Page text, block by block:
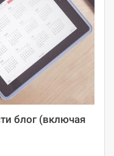
блог (включая